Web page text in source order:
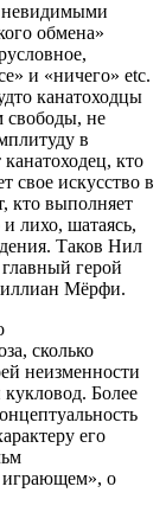
невидимыми
обмена»
и «ничего» etc.
канатоходцы
свободы, не
в
кто
свое искусство в
кто выполняет
лихо, шатаясь,
Таков Нил
герой
Мёрфи.
сколько
неизменности
Более
его
играющем», о